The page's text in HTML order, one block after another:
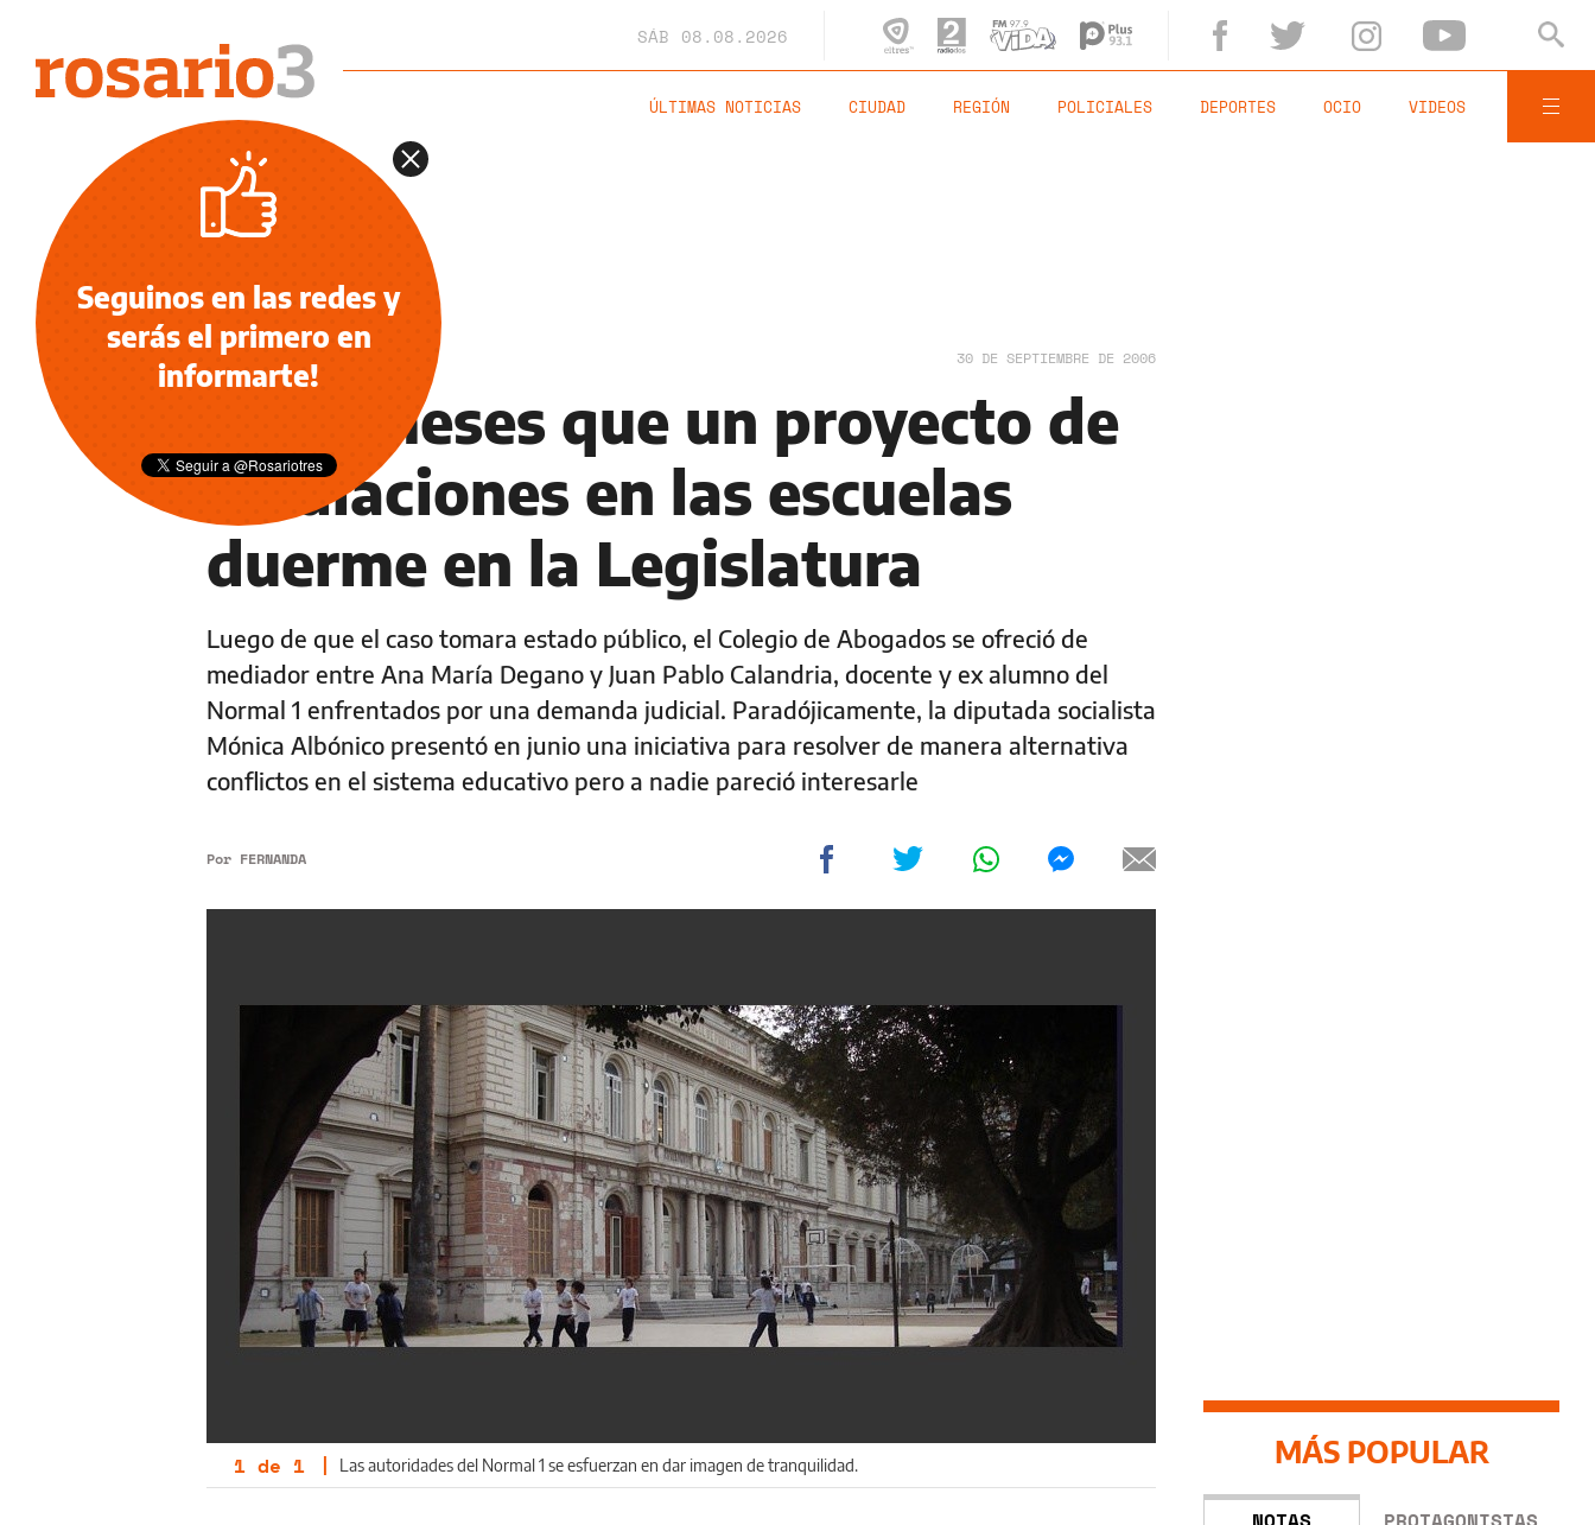
SÁB 08.08.2026
ÚLTIMAS NOTICIAS CIUDAD REGIÓN POLICIALES DEPORTES OCIO VIDEOS
NOTICIAS 30 DE SEPTIEMBRE DE 2006
Hace meses que un proyecto de
mediaciones en las escuelas
duerme en la Legislatura
Luego de que el caso tomara estado público, el Colegio de Abogados se ofreció de
mediador entre Ana María Degano y Juan Pablo Calandria, docente y ex alumno del
Normal 1 enfrentados por una demanda judicial. Paradójicamente, la diputada socialista
Mónica Albónico presentó en junio una iniciativa para resolver de manera alternativa
conflictos en el sistema educativo pero a nadie pareció interesarle
Por FERNANDA
1 de 1 | Las autoridades del Normal 1 se esfuerzan en dar imagen de tranquilidad. MÁS POPULAR
Seguinos en las redes y
serás el primero en
informarte!